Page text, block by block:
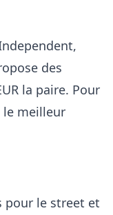
des
la paire. Pour
le meilleur
pour le street et